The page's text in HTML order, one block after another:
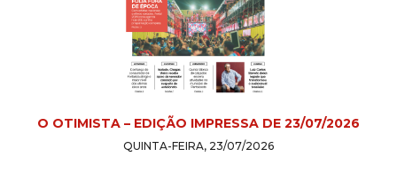
O OTIMISTA – EDIÇÃO IMPRESSA DE 23/07/2026
QUINTA-FEIRA, 23/07/2026